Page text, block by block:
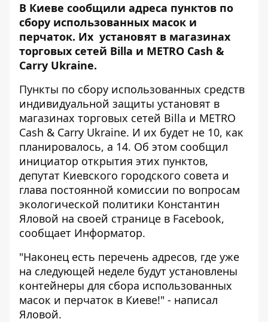
В Киеве сообщили адреса пунктов по
сбору использованных масок и
перчаток. Их установят в магазинах
торговых сетей Billa и METRO Cash &
Carry Ukraine.
Пункты по сбору использованных средств
индивидуальной защиты установят в
магазинах торговых сетей Billa и METRO
Cash & Carry Ukraine. И их будет не 10, как
планировалось, а 14. Об этом сообщил
инициатор открытия этих пунктов,
депутат Киевского городского совета и
глава постоянной комиссии по вопросам
экологической политики Константин
Яловой на своей странице в Facebook,
сообщает Информатор.
"Наконец есть перечень адресов, где уже
на следующей неделе будут установлены
контейнеры для сбора использованных
масок и перчаток в Киеве!" - написал
Яловой.